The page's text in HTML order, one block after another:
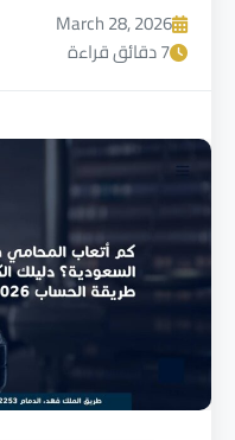
March 28, 2026
7 دقائق قراءة